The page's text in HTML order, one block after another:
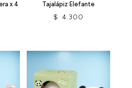
x 4
Tajalápiz Elefante
$ 4.300